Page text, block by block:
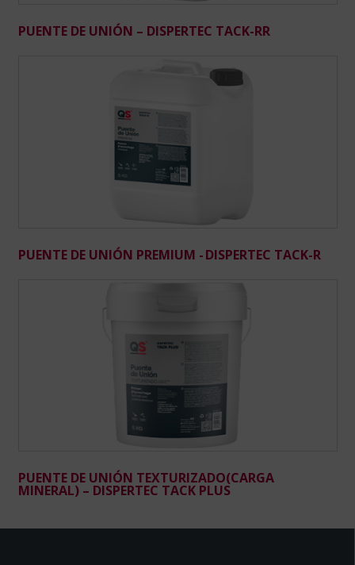
PUENTE DE UNIÓN – DISPERTEC TACK-RR
PUENTE DE UNIÓN PREMIUM - DISPERTEC TACK-R
PUENTE DE UNIÓN TEXTURIZADO(CARGA
MINERAL) – DISPERTEC TACK PLUS